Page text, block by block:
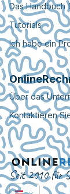
Das Handbuch
Tutorials
Ich habe ein
Über das
Kontaktieren
Seit 2010 für